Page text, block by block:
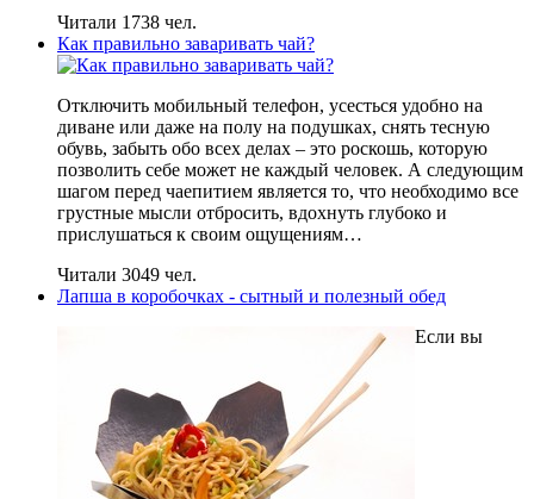
Читали 1738 чел.
Как правильно заваривать чай?
Отключить мобильный телефон, усесться удобно на
диване или даже на полу на подушках, снять тесную
обувь, забыть обо всех делах – это роскошь, которую
позволить себе может не каждый человек. А следующим
шагом перед чаепитием является то, что необходимо все
грустные мысли отбросить, вдохнуть глубоко и
прислушаться к своим ощущениям…
Читали 3049 чел.
Лапша в коробочках - сытный и полезный обед
Если вы